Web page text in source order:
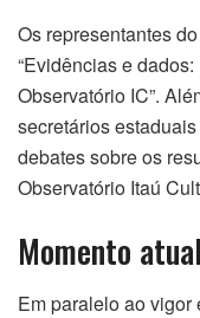
Os representantes
“Evidências e
Observatório IC”.
secretários
debates sobre os
Observatório Itaú
Momento
Em paralelo ao vigor